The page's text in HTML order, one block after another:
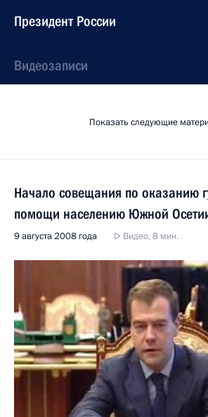
Президент России
Видеозаписи
Показать следующие
Начало совещания по оказанию
помощи населению Южной
9 августа 2008 года Видео, 8 мин.